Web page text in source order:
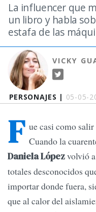
PERSONAJES | 05-05-
La influencer que
un libro y habla
estafa de las
VICKY
F ue casi como
Cuando la
Daniela Lópezvolvió
totales desconocidos
importar donde fuera,
que al calor del